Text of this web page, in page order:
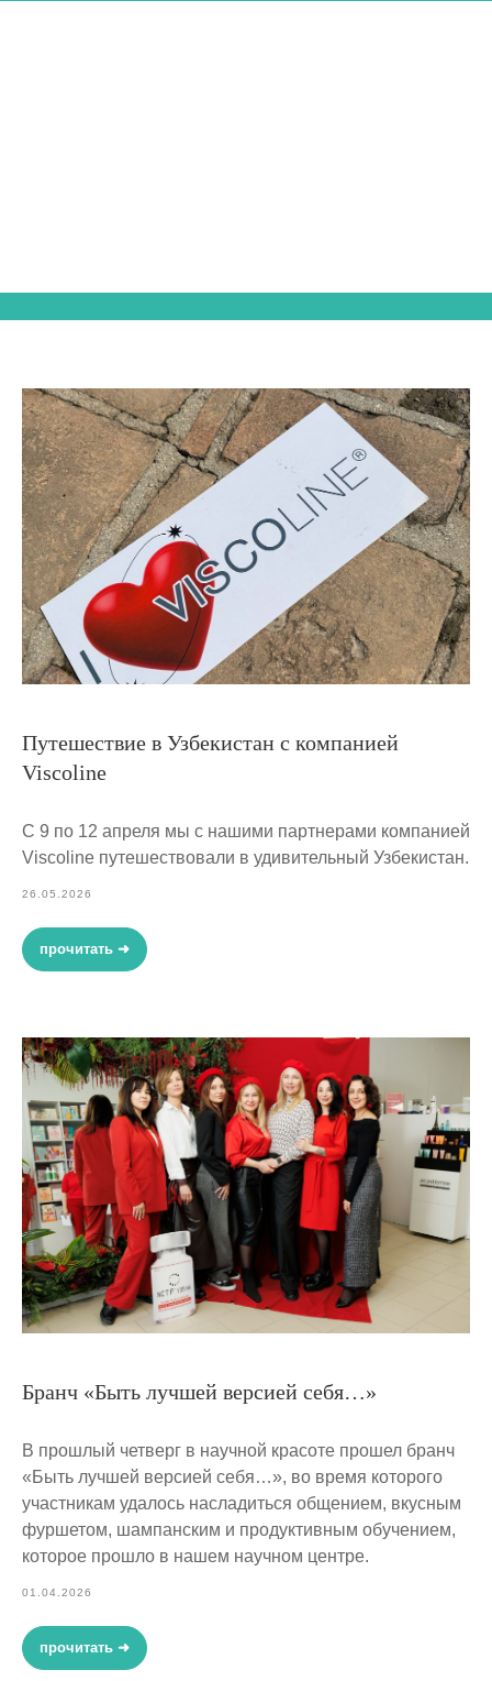
Путешествие в Узбекистан с компанией
Viscoline
С 9 по 12 апреля мы с нашими партнерами компанией
Viscoline путешествовали в удивительный Узбекистан.
26.05.2026
прочитать ➜
Бранч «Быть лучшей версией себя…»
В прошлый четверг в научной красоте прошел бранч
«Быть лучшей версией себя…», во время которого
участникам удалось насладиться общением, вкусным
фуршетом, шампанским и продуктивным обучением,
которое прошло в нашем научном центре.
01.04.2026
прочитать ➜